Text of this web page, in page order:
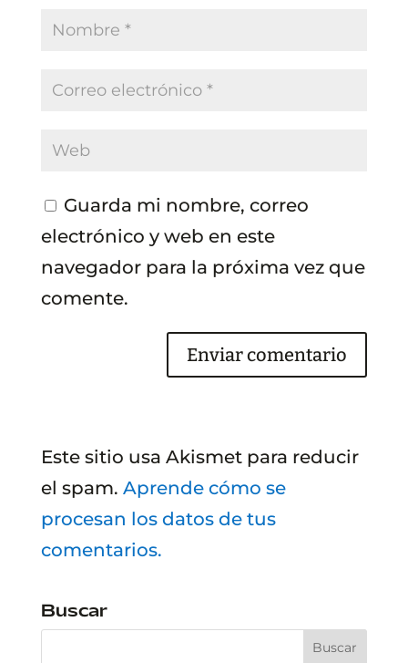
Guarda mi nombre, correo
electrónico y web en este
navegador para la próxima vez que
comente.
Este sitio usa Akismet para reducir
el spam. Aprende cómo se
procesan los datos de tus
comentarios.
Buscar